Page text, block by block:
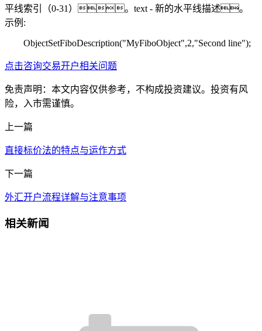
平线索引（0-31）。text - 新的水平线描述。
示例:
ObjectSetFiboDescription("MyFiboObject",2,"Second line");
点击咨询交易开户相关问题
免责声明：本文内容仅供参考，不构成投资建议。投资有风
险，入市需谨慎。
上一篇
直接标价法的特点与运作方式
下一篇
外汇开户流程详解与注意事项
相关新闻